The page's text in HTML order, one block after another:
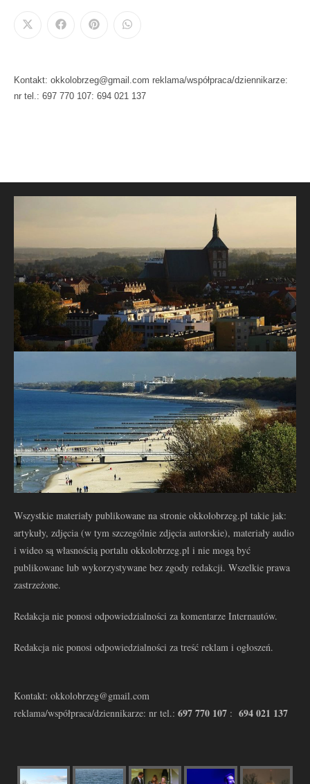
Kontakt: okkolobrzeg@gmail.com reklama/współpraca/dziennikarze:
nr tel.: 697 770 107: 694 021 137
Wszystkie materiały publikowane na stronie okkolobrzeg.pl takie jak:
artykuły, zdjęcia (w tym szczególnie zdjęcia autorskie), materiały audio
i wideo są własnością portalu okkolobrzeg.pl i nie mogą być
publikowane lub wykorzystywane bez zgody redakcji. Wszelkie prawa
zastrzeżone.
Redakcja nie ponosi odpowiedzialności za komentarze Internautów.
Redakcja nie ponosi odpowiedzialności za treść reklam i ogłoszeń.
Kontakt: okkolobrzeg@gmail.com
reklama/współpraca/dziennikarze: nr tel.: 697 770 107 : 694 021 137